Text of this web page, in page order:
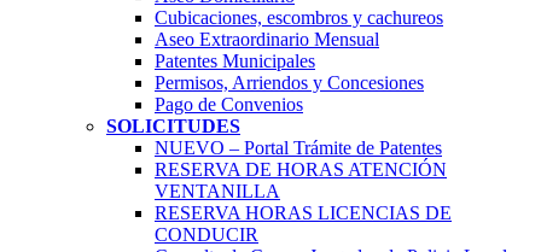
Cubicaciones, escombros y cachureos
Aseo Extraordinario Mensual
Patentes Municipales
Permisos, Arriendos y Concesiones
Pago de Convenios
SOLICITUDES
NUEVO – Portal Trámite de Patentes
RESERVA DE HORAS ATENCIÓN
VENTANILLA
RESERVA HORAS LICENCIAS DE
CONDUCIR